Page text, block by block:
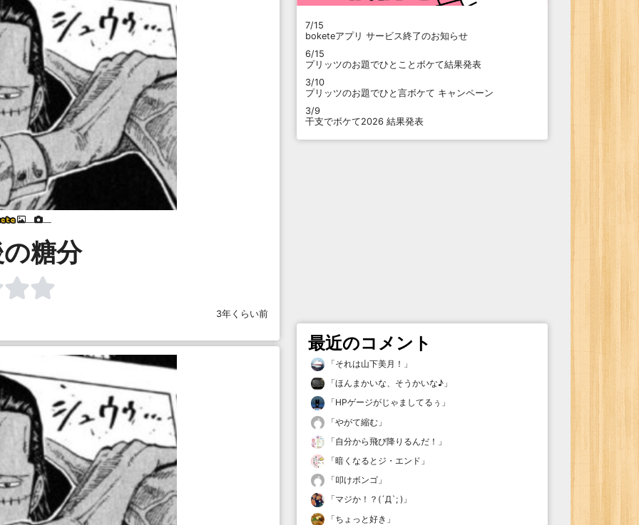
糖分
3年くらい前
7/15
boketeアプリ サービス終了のお知らせ
6/15
プリッツのお題でひとことボケて結果発表
3/10
プリッツのお題でひと言ボケて キャンペーン
3/9
干支でボケて2026 結果発表
最近のコメント
「それは山下美月！ 」
「ほんまかいな、そうかいな♪ 」
「HPゲージがじゃましてるぅ 」
「やがて縮む 」
「自分から飛び降りるんだ！ 」
「暗くなるとジ・エンド 」
「叩けボンゴ 」
「マジか！？(´Д`; ) 」
「ちょっと好き 」